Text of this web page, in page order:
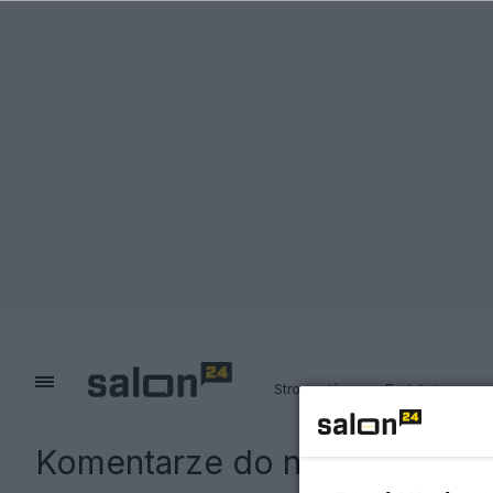
Strona główna Redakcja
Komentarze do notki: